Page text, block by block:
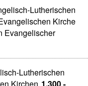
Lutherischen
Kirche
Evangelischer
Lutherischen